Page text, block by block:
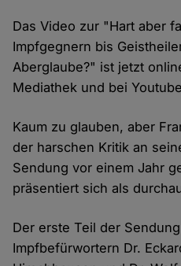
Das Video zur "Hart aber
Impfgegnern bis
Aberglaube?" ist jetzt
Mediathek und bei
Kaum zu glauben, aber
der harschen Kritik an
Sendung vor einem Jahr
präsentiert sich als
Der erste Teil der
Impfbefürwortern Dr.